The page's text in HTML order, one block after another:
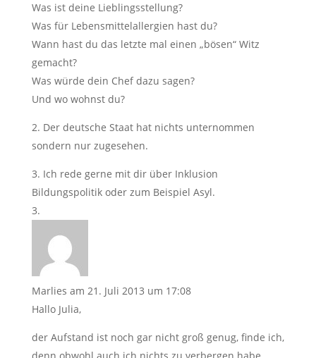
Was ist deine Lieblingsstellung?
Was für Lebensmittelallergien hast du?
Wann hast du das letzte mal einen „bösen“ Witz
gemacht?
Was würde dein Chef dazu sagen?
Und wo wohnst du?
2. Der deutsche Staat hat nichts unternommen
sondern nur zugesehen.
3. Ich rede gerne mit dir über Inklusion
Bildungspolitik oder zum Beispiel Asyl.
Marlies am 21. Juli 2013 um 17:08
Hallo Julia,
der Aufstand ist noch gar nicht groß genug, finde ich,